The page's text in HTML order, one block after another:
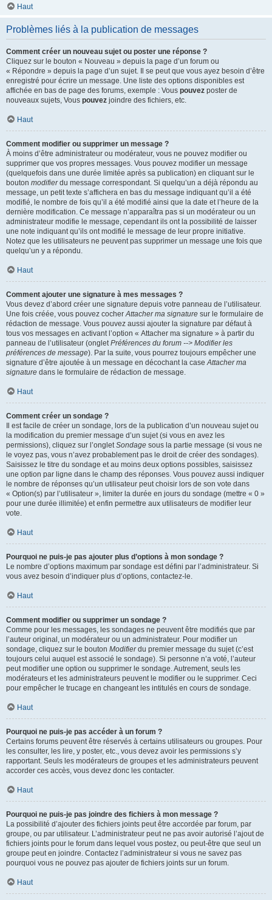
Haut
Problèmes liés à la publication de messages
Comment créer un nouveau sujet ou poster une réponse ?
Cliquez sur le bouton « Nouveau » depuis la page d’un forum ou
« Répondre » depuis la page d’un sujet. Il se peut que vous ayez besoin d’être
enregistré pour écrire un message. Une liste des options disponibles est
affichée en bas de page des forums, exemple : Vous pouvez poster de
nouveaux sujets, Vous pouvez joindre des fichiers, etc.
Haut
Comment modifier ou supprimer un message ?
À moins d’être administrateur ou modérateur, vous ne pouvez modifier ou
supprimer que vos propres messages. Vous pouvez modifier un message
(quelquefois dans une durée limitée après sa publication) en cliquant sur le
bouton modifierdu message correspondant. Si quelqu’un a déjà répondu au
message, un petit texte s’affichera en bas du message indiquant qu’il a été
modifié, le nombre de fois qu’il a été modifié ainsi que la date et l’heure de la
dernière modification. Ce message n’apparaîtra pas si un modérateur ou un
administrateur modifie le message, cependant ils ont la possibilité de laisser
une note indiquant qu’ils ont modifié le message de leur propre initiative.
Notez que les utilisateurs ne peuvent pas supprimer un message une fois que
quelqu’un y a répondu.
Haut
Comment ajouter une signature à mes messages ?
Vous devez d’abord créer une signature depuis votre panneau de l’utilisateur.
Une fois créée, vous pouvez cocherAttacher ma signature sur le formulaire de
rédaction de message. Vous pouvez aussi ajouter la signature par défaut à
tous vos messages en activant l’option « Attacher ma signature » à partir du
panneau de l’utilisateur (ongletPréférences du forum --> Modifier les
préférences de message). Par la suite, vous pourrez toujours empêcher une
signature d’être ajoutée à un message en décochant la caseAttacher ma
signature dans le formulaire de rédaction de message.
Haut
Comment créer un sondage ?
Il est facile de créer un sondage, lors de la publication d’un nouveau sujet ou
la modification du premier message d’un sujet (si vous en avez les
permissions), cliquez sur l’ongletSondage sous la partie message (si vous ne
le voyez pas, vous n’avez probablement pas le droit de créer des sondages).
Saisissez le titre du sondage et au moins deux options possibles, saisissez
une option par ligne dans le champ des réponses. Vous pouvez aussi indiquer
le nombre de réponses qu’un utilisateur peut choisir lors de son vote dans
« Option(s) par l’utilisateur », limiter la durée en jours du sondage (mettre « 0 »
pour une durée illimitée) et enfin permettre aux utilisateurs de modifier leur
vote.
Haut
Pourquoi ne puis-je pas ajouter plus d’options à mon sondage ?
Le nombre d’options maximum par sondage est défini par l’administrateur. Si
vous avez besoin d’indiquer plus d’options, contactez-le.
Haut
Comment modifier ou supprimer un sondage ?
Comme pour les messages, les sondages ne peuvent être modifiés que par
l’auteur original, un modérateur ou un administrateur. Pour modifier un
sondage, cliquez sur le bouton Modifierdu premier message du sujet (c’est
toujours celui auquel est associé le sondage). Si personne n’a voté, l’auteur
peut modifier une option ou supprimer le sondage. Autrement, seuls les
modérateurs et les administrateurs peuvent le modifier ou le supprimer. Ceci
pour empêcher le trucage en changeant les intitulés en cours de sondage.
Haut
Pourquoi ne puis-je pas accéder à un forum ?
Certains forums peuvent être réservés à certains utilisateurs ou groupes. Pour
les consulter, les lire, y poster, etc., vous devez avoir les permissions s’y
rapportant. Seuls les modérateurs de groupes et les administrateurs peuvent
accorder ces accès, vous devez donc les contacter.
Haut
Pourquoi ne puis-je pas joindre des fichiers à mon message ?
La possibilité d’ajouter des fichiers joints peut être accordée par forum, par
groupe, ou par utilisateur. L’administrateur peut ne pas avoir autorisé l’ajout de
fichiers joints pour le forum dans lequel vous postez, ou peut-être que seul un
groupe peut en joindre. Contactez l’administrateur si vous ne savez pas
pourquoi vous ne pouvez pas ajouter de fichiers joints sur un forum.
Haut